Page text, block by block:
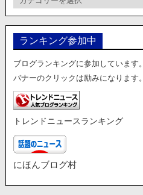
テ
リ
ランキング参加中
ブログランキングに参加しています。
バナーのクリックは励みになります。
トレンドニュースランキング
にほんブログ村